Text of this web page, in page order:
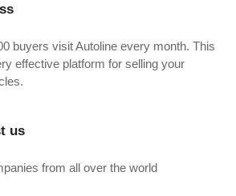
buyers visit Autoline every month. This
effective platform for selling your
us
from all over the world